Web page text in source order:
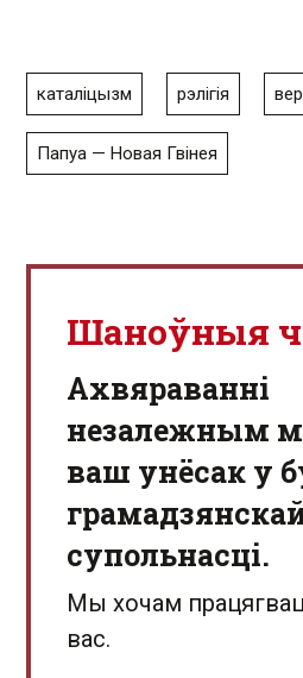
каталіцызм рэлігія
Папуа — Новая Гвінея
Шаноўныя
Aхвяраванні
незалежным
ваш унёсак у
супольнасці.
Мы хочам
вас.